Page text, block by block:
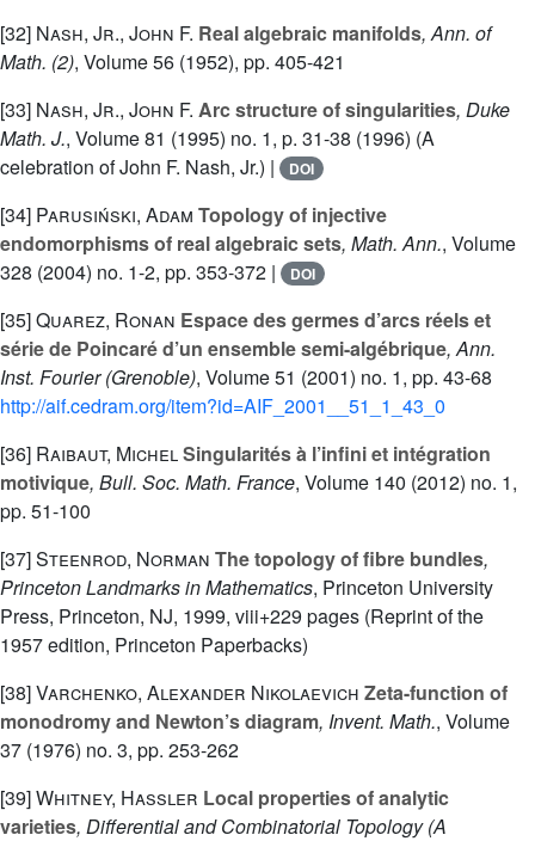
[32] Nash, Jr., John F. Real algebraic manifolds, Ann. of
Math. (2), Volume 56 (1952), pp. 405-421
[33] Nash, Jr., John F. Arc structure of singularities, Duke
Math. J., Volume 81 (1995) no. 1, p. 31-38 (1996) (A
celebration of John F. Nash, Jr.) |
DOI
[34] Parusiński, Adam Topology of injective
endomorphisms of real algebraic sets, Math. Ann., Volume
328 (2004) no. 1-2, pp. 353-372 | DOI
[35]Quarez, Ronan Espace des germes d’arcs réels et
série de Poincaré d’un ensemble semi-algébrique, Ann.
Inst. Fourier (Grenoble), Volume 51 (2001) no. 1, pp. 43-68
http://aif.cedram.org/item?id=AIF_2001__51_1_43_0
[36] Raibaut, MichelSingularités à l’infini et intégration
motivique, Bull. Soc. Math. France, Volume 140 (2012) no. 1,
pp. 51-100
[37]Steenrod, Norman The topology of fibre bundles,
Princeton Landmarks in Mathematics, Princeton University
Press, Princeton, NJ, 1999, viii+229 pages (Reprint of the
1957 edition, Princeton Paperbacks)
[38]Varchenko, Alexander Nikolaevich Zeta-function of
monodromy and Newton’s diagram, Invent. Math., Volume
37 (1976) no. 3, pp. 253-262
[39]Whitney, Hassler Local properties of analytic
varieties, Differential and Combinatorial Topology (A